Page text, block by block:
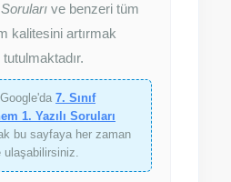
ve benzeri tüm
kalitesini artırmak
Google'da 7. Sınıf
1. Yazılı Soruları
bu sayfaya her zaman
ulaşabilirsiniz.